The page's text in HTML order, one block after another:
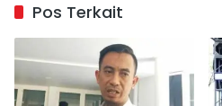
Pos Terkait